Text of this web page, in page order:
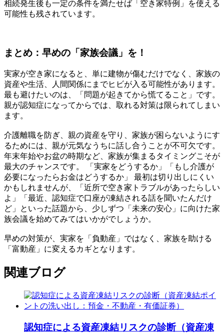
相続発生後も一定の条件を満たせば「空き家特例」を使える
可能性も残されています。
まとめ：早めの「家族会議」を！
実家が空き家になると、単に建物が傷むだけでなく、家族の
資産や生活、人間関係にまでヒビが入る可能性があります。
最も避けたいのは、「問題が起きてから慌てること」です。
親が認知症になってからでは、取れる対策は限られてしまい
ます。
介護離職を防ぎ、親の資産を守り、家族が困らないようにす
るためには、親が元気なうちに話し合うことが不可欠です。
年末年始やお盆の時期など、家族が集まるタイミングこそが
最大のチャンスです。 「実家をどうするか」「もし介護が
必要になったらお金はどうするか」 最初は切り出しにくい
かもしれませんが、「近所で空き家トラブルがあったらしい
よ」「最近、認知症で口座が凍結される話を聞いたんだけ
ど」といった話題から、少しずつ「未来の安心」に向けた家
族会議を始めてみてはいかがでしょうか。
早めの対策が、実家を「負動産」ではなく、家族を助ける
「富動産」に変えるカギとなります。
関連ブログ
認知症による資産凍結リスクの診断（資産凍